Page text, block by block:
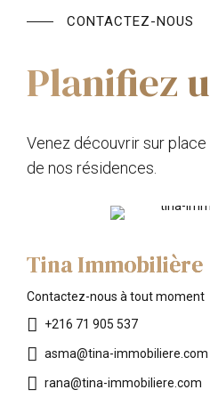
CONTACTEZ-NOUS
Planifiez
Venez découvrir sur
de nos résidences.
Tina Immobilière
Contactez-nous à tout moment
+216 71 905 537
asma@tina-immobiliere.com
rana@tina-immobiliere.com